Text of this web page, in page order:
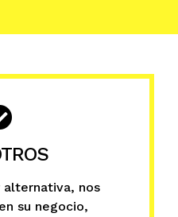
alternativa, nos
su negocio,